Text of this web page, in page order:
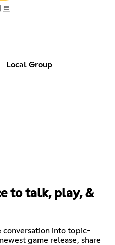
Local Group
to talk, play, &
conversation into topic-
game release, share